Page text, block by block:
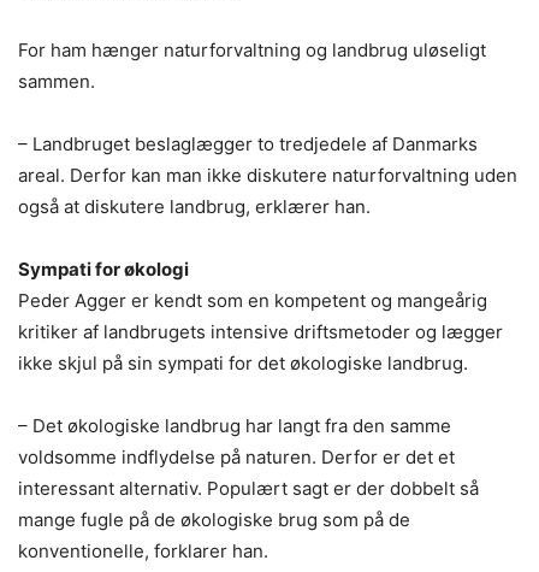
For ham hænger naturforvaltning og landbrug uløseligt
sammen.
– Landbruget beslaglægger to tredjedele af Danmarks
areal. Derfor kan man ikke diskutere naturforvaltning uden
også at diskutere landbrug, erklærer han.
Sympati for økologi
Peder Agger er kendt som en kompetent og mangeårig
kritiker af landbrugets intensive driftsmetoder og lægger
ikke skjul på sin sympati for det økologiske landbrug.
– Det økologiske landbrug har langt fra den samme
voldsomme indflydelse på naturen. Derfor er det et
interessant alternativ. Populært sagt er der dobbelt så
mange fugle på de økologiske brug som på de
konventionelle, forklarer han.